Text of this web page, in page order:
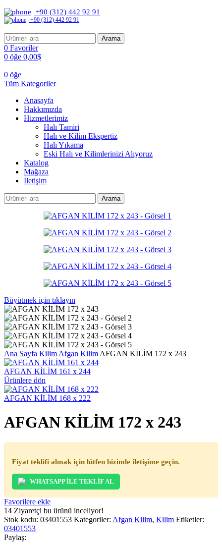
+90 (312) 442 92 91
+90 (312) 442 92 91
Arama
0 Favoriler
0 öğe 0,00$
0 öğe
Tüm Kategoriler
Anasayfa
Hakkımızda
Hizmetlerimiz
Halı Tamiri
Halı ve Kilim Ekspertiz
Halı Yıkama
Eski Halı ve Kilimlerinizi Alıyoruz
Katalog
Mağaza
İletişim
Arama
Büyütmek için tıklayın
Ana Sayfa Kilim Afgan Kilim AFGAN KİLİM 172 x 243
AFGAN KİLİM 161 x 244
Ürünlere dön
AFGAN KİLİM 168 x 222
AFGAN KİLİM 172 x 243
Fiyat teklifi almak için lütfen bizimle iletişime geçin.
WHATSAPP İLE TEKLİF AL
Favorilere ekle
14 Ziyaretçi bu ürünü inceliyor!
Stok kodu: 03401553 Kategoriler: Afgan Kilim, Kilim Etiketler:
03401553
Paylaş: